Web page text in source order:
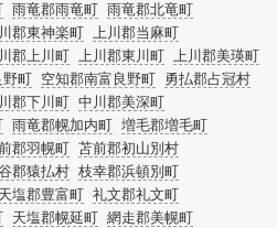
雨竜郡雨竜町 雨竜郡北竜町
郡東神楽町 上川郡当麻町
郡上川町 上川郡東川町 上川郡美瑛町
野町 空知郡南富良野町 勇払郡占冠村
郡下川町 中川郡美深町
雨竜郡幌加内町 増毛郡増毛町
郡羽幌町 苫前郡初山別村
郡猿払村 枝幸郡浜頓別町
天塩郡豊富町 礼文郡礼文町
天塩郡幌延町 網走郡美幌町